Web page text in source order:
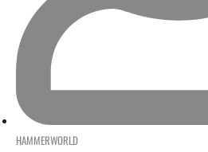
HAMMERWORLD